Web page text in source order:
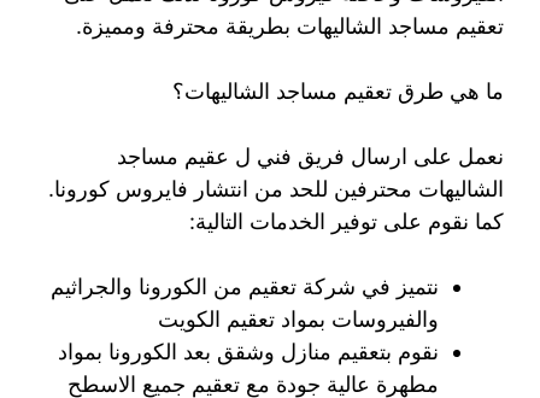
تعقيم مساجد الشاليهات بطريقة محترفة ومميزة.
ما هي طرق تعقيم مساجد الشاليهات؟
نعمل على ارسال فريق فني ل عقيم مساجد
الشاليهات محترفين للحد من انتشار فايروس كورونا.
كما نقوم على توفير الخدمات التالية:
نتميز في شركة تعقيم من الكورونا والجراثيم
والفيروسات بمواد تعقيم الكويت
نقوم بتعقيم منازل وشقق بعد الكورونا بمواد
مطهرة عالية جودة مع تعقيم جميع الاسطح